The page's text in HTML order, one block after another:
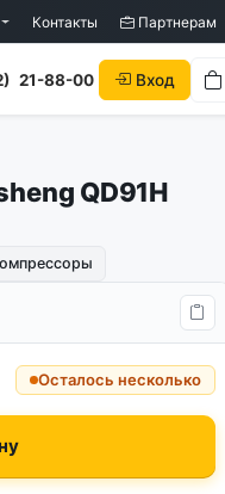
Контакты Партнерам
21-88-00 Вход
QD91H
Осталось несколько